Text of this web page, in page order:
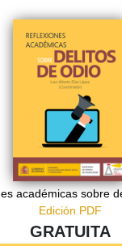
académicas sobre
Edición PDF
GRATUITA